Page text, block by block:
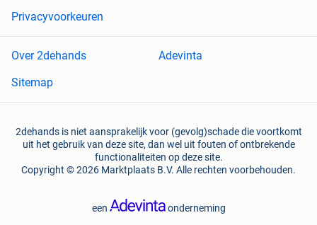
Privacyvoorkeuren
Over 2dehands
Adevinta
Sitemap
2dehands is niet aansprakelijk voor (gevolg)schade die voortkomt
uit het gebruik van deze site, dan wel uit fouten of ontbrekende
functionaliteiten op deze site.
Copyright © 2026 Marktplaats B.V. Alle rechten voorbehouden.
een onderneming